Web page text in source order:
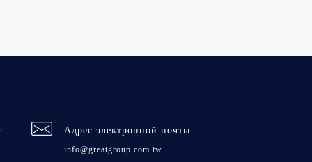
Адрес электронной почты
info@greatgroup.com.tw